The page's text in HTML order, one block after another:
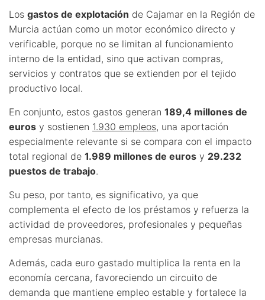
Los gastos de explotación de Cajamar en la Región de
Murcia actúan como un motor económico directo y
verificable, porque no se limitan al funcionamiento
interno de la entidad, sino que activan compras,
servicios y contratos que se extienden por el tejido
productivo local.
En conjunto, estos gastos generan 189,4 millones de
euros y sostienen 1.930 empleos, una aportación
especialmente relevante si se compara con el impacto
total regional de 1.989 millones de euros y 29.232
puestos de trabajo.
Su peso, por tanto, es significativo, ya que
complementa el efecto de los préstamos y refuerza la
actividad de proveedores, profesionales y pequeñas
empresas murcianas.
Además, cada euro gastado multiplica la renta en la
economía cercana, favoreciendo un circuito de
demanda que mantiene empleo estable y fortalece la